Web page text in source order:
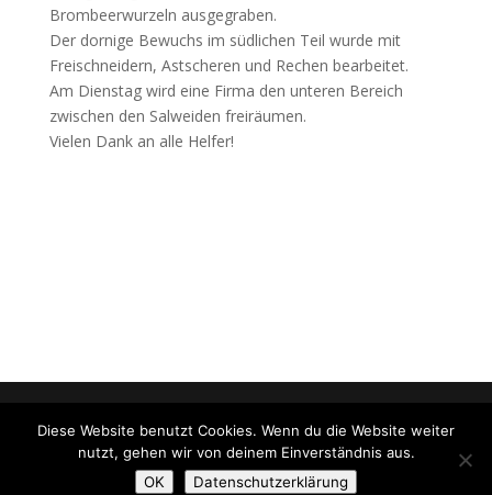
Brombeerwurzeln ausgegraben.
Der dornige Bewuchs im südlichen Teil wurde mit
Freischneidern, Astscheren und Rechen bearbeitet.
Am Dienstag wird eine Firma den unteren Bereich
zwischen den Salweiden freiräumen.
Vielen Dank an alle Helfer!
Gleitschirmflieger Club e.V.
> mit freundlicher Unterstützung derSpruck IT
Service GmbH
Diese Website benutzt Cookies. Wenn du die Website weiter
nutzt, gehen wir von deinem Einverständnis aus.
OK
Datenschutzerklärung